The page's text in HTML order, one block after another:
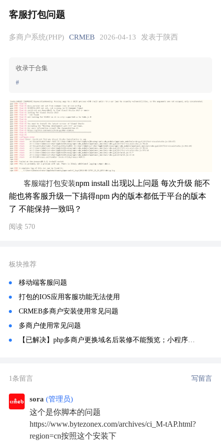
客服打包问题
多商户系统(PHP) CRMEB 2026-04-13 发表于陕西
收录于合集
#
客服端打包安装npm install 出现以上问题 每次升级 能不
能也将客服升级一下搞得npm 内的版本都低于平台的版本
了 不能保持一致吗？
阅读 570
板块推荐
移动端客服问题
打包的IOS应用客服功能无法使用
CRMEB多商户安装使用常见问题
多商户使用常见问题
【已解决】php多商户更换域名后装修不能预览；小程序不能生成海报问题
1条留言 写留言
sora (管理员)
这个是你脚本的问题
https://www.bytezonex.com/archives/ci_M-tAP.html?
region=cn按照这个安装下